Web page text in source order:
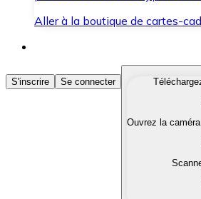
Aller à la boutique de cartes-
Acheter des Cryptomonnaies
Achetez les cryptomonnaies
Convertissez vos
S'inscrire Se connecter
Ouvrez la